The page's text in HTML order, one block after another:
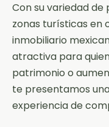
Con su variedad de
zonas turísticas en
inmobiliario
atractiva para
patrimonio o
te presentamos
experiencia de